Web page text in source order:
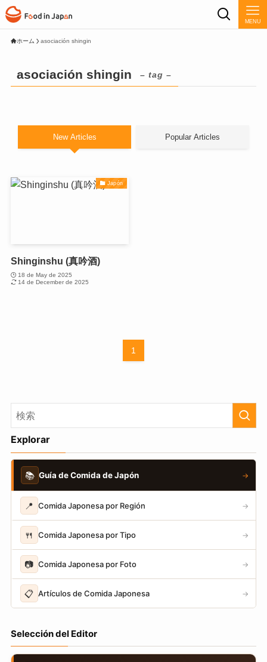
MENU
ホーム asociación shingin
asociación shingin – tag –
New Articles Popular Articles
Japón
Shinginshu (真吟酒)
18 de May de 2025
14 de December de 2025
1
Explorar
📚 Guía de Comida de Japón →
📍 Comida Japonesa por Región →
🍴 Comida Japonesa por Tipo →
📷 Comida Japonesa por Foto →
📋 Artículos de Comida Japonesa →
Selección del Editor